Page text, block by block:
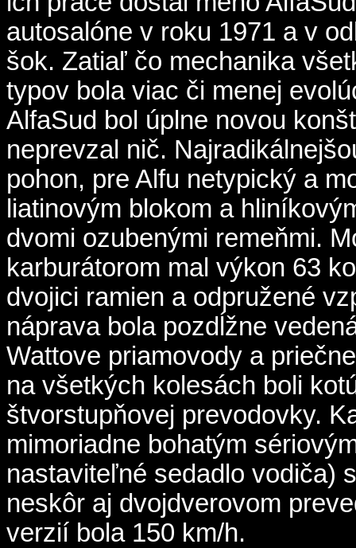
autosalóne v roku 1971 a v
šok. Zatiaľ čo mechanika
typov bola viac či menej
AlfaSud bol úplne novou
neprevzal nič.
pohon, pre Alfu netypický a
liatinovým blokom a
dvomi ozubenými remeňmi.
karburátorom mal výkon 63
dvojici ramien a odpružené
náprava bola pozdĺžne
Wattove priamovody a
na všetkých kolesách boli
štvorstupňovej prevodovky.
mimoriadne bohatým
nastaviteľné sedadlo vodiča)
neskôr aj dvojdverovom
verzií bola 150 km/h.